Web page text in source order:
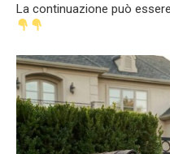
La continuazione può